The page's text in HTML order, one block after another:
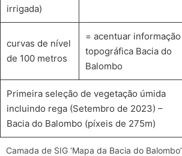
irrigada)
curvas de nível
de 100 metros
= acentuar informação
topográfica Bacia do
Balombo
Primeira seleção de vegetação úmida
incluindo rega (Setembro de 2023) –
Bacia do Balombo (píxeis de 275m)
Camada de SIG ‘Mapa da Bacia do Balombo’